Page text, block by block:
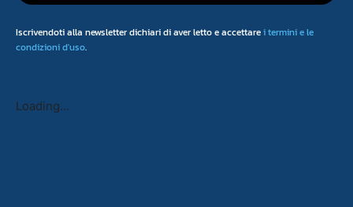
Iscrivendoti alla newsletter dichiari di aver letto e accettarei termini e le
condizioni d'uso.
Loading...